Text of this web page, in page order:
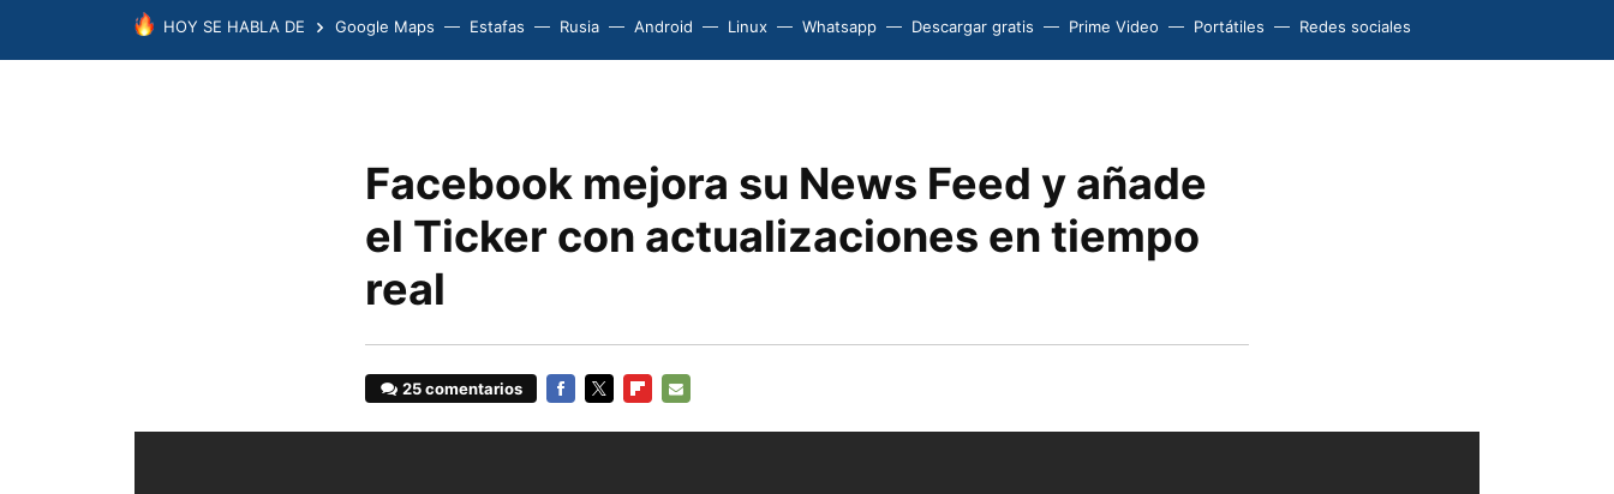
HOY SE HABLA DE Google Maps Estafas Rusia Android Linux Whatsapp Descargar gratis Prime Video Portátiles Redes sociales
Facebook mejora su News Feed y añade
el Ticker con actualizaciones en tiempo
real
25 comentarios